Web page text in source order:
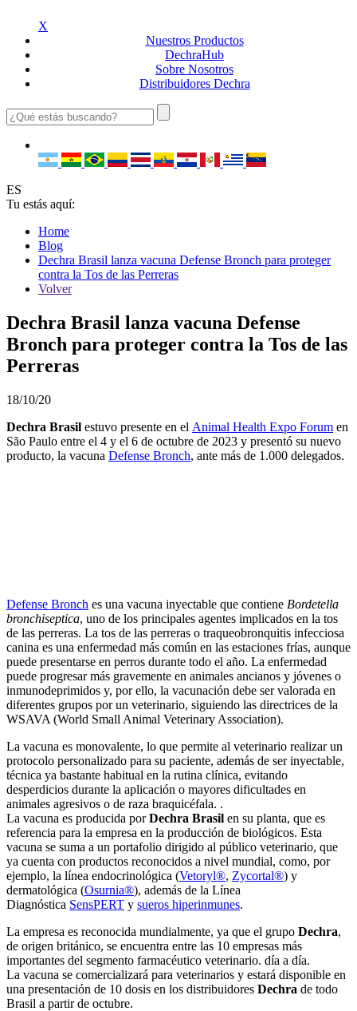
X
Nuestros Productos
DechraHub
Sobre Nosotros
Distribuidores Dechra
ES
Tu estás aquí:
Home
Blog
Dechra Brasil lanza vacuna Defense Bronch para proteger
contra la Tos de las Perreras
Volver
Dechra Brasil lanza vacuna Defense
Bronch para proteger contra la Tos de las
Perreras
18/10/20
Dechra Brasil estuvo presente en el Animal Health Expo Forum en
São Paulo entre el 4 y el 6 de octubre de 2023 y presentó su nuevo
producto, la vacuna Defense Bronch, ante más de 1.000 delegados.
Defense Bronch es una vacuna inyectable que contiene Bordetella
bronchiseptica, uno de los principales agentes implicados en la tos
de las perreras. La tos de las perreras o traqueobronquitis infecciosa
canina es una enfermedad más común en las estaciones frías, aunque
puede presentarse en perros durante todo el año. La enfermedad
puede progresar más gravemente en animales ancianos y jóvenes o
inmunodeprimidos y, por ello, la vacunación debe ser valorada en
diferentes grupos por un veterinario, siguiendo las directrices de la
WSAVA (World Small Animal Veterinary Association).
La vacuna es monovalente, lo que permite al veterinario realizar un
protocolo personalizado para su paciente, además de ser inyectable,
técnica ya bastante habitual en la rutina clínica, evitando
desperdicios durante la aplicación o mayores dificultades en
animales agresivos o de raza braquicéfala. .
La vacuna es producida porDechra Brasil en su planta, que es
referencia para la empresa en la producción de biológicos. Esta
vacuna se suma a un portafolio dirigido al público veterinario, que
ya cuenta con productos reconocidos a nivel mundial, como, por
ejemplo, la línea endocrinológica (Vetoryl®, Zycortal®) y
dermatológica (Osurnia®), además de la Línea
Diagnóstica SensPERT y sueros hiperinmunes.
La empresa es reconocida mundialmente, ya que el grupo Dechra,
de origen británico, se encuentra entre las 10 empresas más
importantes del segmento farmacéutico veterinario. día a día.
La vacuna se comercializará para veterinarios y estará disponible en
una presentación de 10 dosis en los distribuidores Dechra de todo
Brasil a partir de octubre.